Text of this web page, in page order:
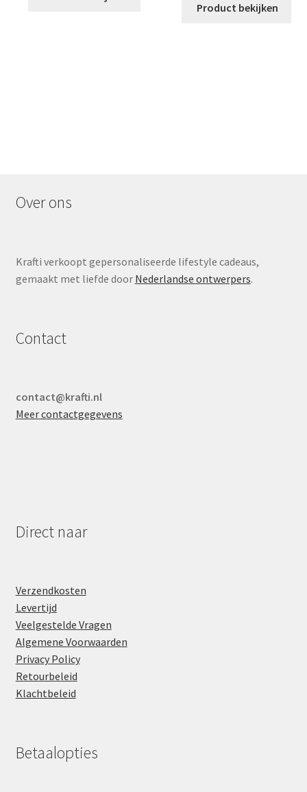
Product bekijken
Over ons
Krafti verkoopt gepersonaliseerde lifestyle cadeaus,
gemaakt met liefde door Nederlandse ontwerpers.
Contact
contact@krafti.nl
Meer contactgegevens
Direct naar
Verzendkosten
Levertijd
Veelgestelde Vragen
Algemene Voorwaarden
Privacy Policy
Retourbeleid
Klachtbeleid
Betaalopties